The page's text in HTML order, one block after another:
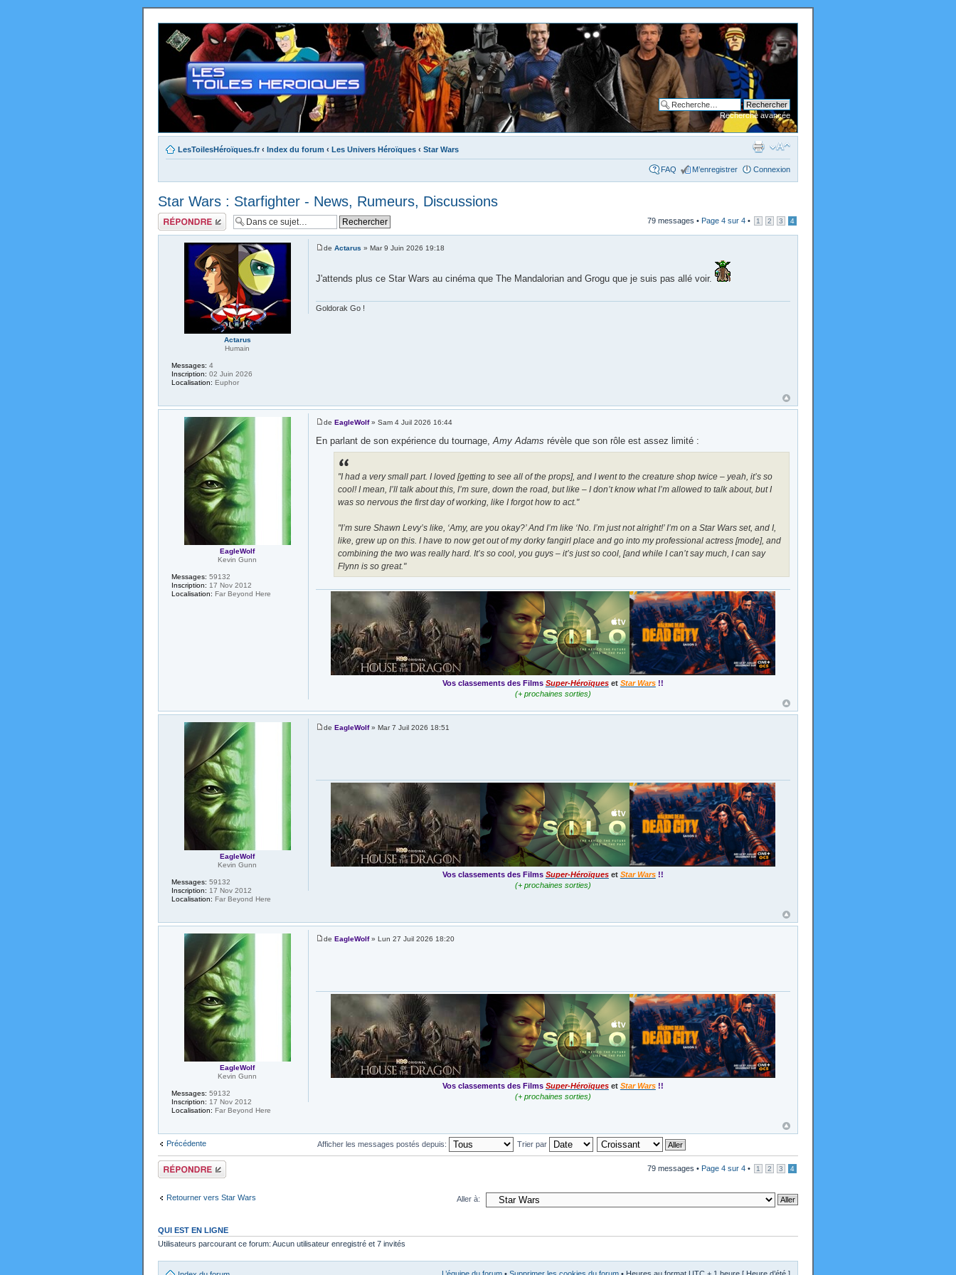
Recherche avancée
LesToilesHéroïques.fr ‹ Index du forum ‹ Les Univers Héroïques ‹ Star Wars
FAQ M’enregistrer Connexion
Star Wars : Starfighter - News, Rumeurs, Discussions
Répondre 79 messages • Page 4 sur 4 • 1 2 3 4
de Actarus » Mar 9 Juin 2026 19:18
J'attends plus ce Star Wars au cinéma que The Mandalorian and Grogu que je suis pas allé voir.
Goldorak Go !
Actarus
Humain
Messages: 4
Inscription: 02 Juin 2026
Localisation: Euphor
de EagleWolf» Sam 4 Juil 2026 16:44
En parlant de son expérience du tournage, Amy Adams révèle que son rôle est assez limité :
"I had a very small part. I loved [getting to see all of the props], and I went to the creature shop twice – yeah, it’s so
cool! I mean, I’ll talk about this, I’m sure, down the road, but like – I don’t know what I’m allowed to talk about, but I
was so nervous the first day of working, like I forgot how to act."
"I’m sure Shawn Levy’s like, ‘Amy, are you okay?’ And I’m like ‘No. I’m just not alright!’ I’m on a Star Wars set, and I,
like, grew up on this. I have to now get out of my dorky fangirl place and go into my professional actress [mode], and
combining the two was really hard. It’s so cool, you guys – it’s just so cool, [and while I can’t say much, I can say
Flynn is so great."
Vos classements des Films Super-Héroïques et Star Wars !!
(+ prochaines sorties)
EagleWolf
Kevin Gunn
Messages: 59132
Inscription: 17 Nov 2012
Localisation: Far Beyond Here
de EagleWolf» Mar 7 Juil 2026 18:51
Vos classements des Films Super-Héroïques et Star Wars !!
(+ prochaines sorties)
EagleWolf
Kevin Gunn
Messages: 59132
Inscription: 17 Nov 2012
Localisation: Far Beyond Here
de EagleWolf» Lun 27 Juil 2026 18:20
Vos classements des Films Super-Héroïques et Star Wars !!
(+ prochaines sorties)
EagleWolf
Kevin Gunn
Messages: 59132
Inscription: 17 Nov 2012
Localisation: Far Beyond Here
Précédente Afficher les messages postés depuis: Trier par
Répondre 79 messages • Page 4 sur 4 • 1 2 3 4
Retourner vers Star Wars Aller à:
QUI EST EN LIGNE
Utilisateurs parcourant ce forum: Aucun utilisateur enregistré et 7 invités